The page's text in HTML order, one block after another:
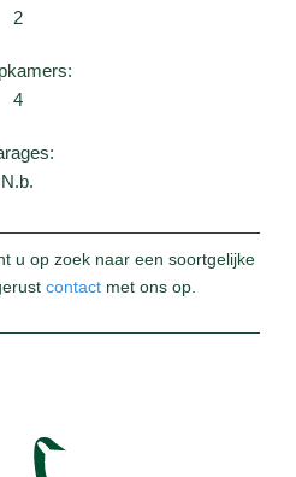
2
4
N.b.
u op zoek naar een soortgelijke
contactmet ons op.